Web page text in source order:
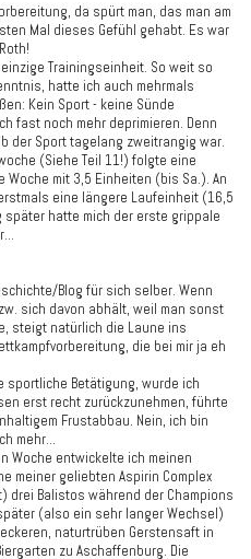
da spürt man, das man am
Mal dieses Gefühl gehabt. Es war
Trainingseinheit. So weit so
hatte ich auch mehrmals
Kein Sport - keine Sünde
fast noch mehr deprimieren. Denn
der Sport tagelang zweitrangig war.
(Siehe Teil 11!) folgte eine
mit 3,5 Einheiten (bis Sa.). An
eine längere Laufeinheit (16,5
später hatte mich der erste grippale
Blog für sich selber. Wenn
sich davon abhält, weil man sonst
steigt natürlich die Laune ins
die bei mir ja eh
sportliche Betätigung, wurde ich
erst recht zurückzunehmen, führte
Frustabbau. Nein, ich bin
mehr...
Woche entwickelte ich meinen
meiner geliebten Aspirin Complex
Balistos während der Champions
(also ein sehr langer Wechsel)
naturtrüben Gerstensaft in
zu Aschaffenburg. Die